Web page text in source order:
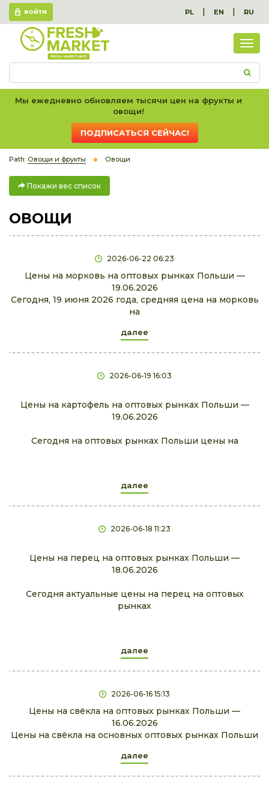
ВОЙТИ PL | EN | RU
вес
Мы ежедневно обновляем тысячи цен на фрукты и
овощи!
ПОДПИСАТЬСЯ СЕЙЧАС!
Path: Овощи и фрукты Овощи
Покажи вес список
ОВОЩИ
2026-06-22 06:23
Цены на морковь на оптовых рынках Польши —
19.06.2026
Сегодня, 19 июня 2026 года, средняя цена на морковь
на
далее
2026-06-19 16:03
Цены на картофель на оптовых рынках Польши —
19.06.2026
Сегодня на оптовых рынках Польши цены на
далее
2026-06-18 11:23
Цены на перец на оптовых рынках Польши —
18.06.2026
Сегодня актуальные цены на перец на оптовых
рынках
далее
2026-06-16 15:13
Цены на свёкла на оптовых рынках Польши —
16.06.2026
Цены на свёкла на основных оптовых рынках Польши
далее